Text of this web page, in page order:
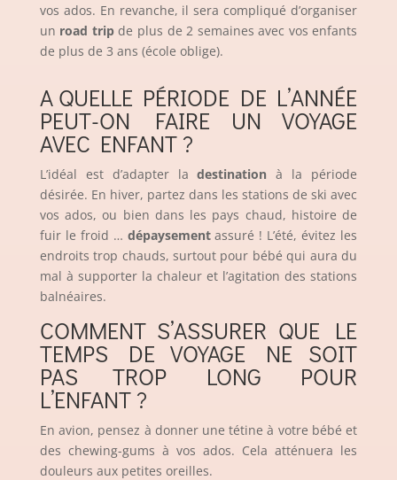
vos ados. En revanche, il sera compliqué d’organiser
un road tripde plus de 2 semaines avec vos enfants
de plus de 3 ans (école oblige).
A QUELLE PÉRIODE DE L’ANNÉE
PEUT-ON FAIRE UN VOYAGE
AVEC ENFANT ?
L’idéal est d’adapter ladestination à la période
désirée. En hiver, partez dans les stations de ski avec
vos ados, ou bien dans les pays chaud, histoire de
fuir le froid … dépaysementassuré ! L’été, évitez les
endroits trop chauds, surtout pour bébé qui aura du
mal à supporter la chaleur et l’agitation des stations
balnéaires.
COMMENT S’ASSURER QUE LE
TEMPS DE VOYAGE NE SOIT
PAS TROP LONG POUR
L’ENFANT ?
En avion, pensez à donner une tétine à votre bébé et
des chewing-gums à vos ados. Cela atténuera les
douleurs aux petites oreilles.